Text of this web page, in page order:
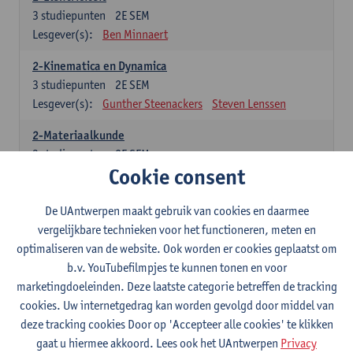
2E SEM
3 studiepunten
Lesgever(s):
Ben Minnaert
2-Kinematica en Dynamica
2E SEM
3 studiepunten
Lesgever(s):
Gunther Steenackers Steven Lenssen
2-Materiaalkunde
2E SEM
3studiepunten
Linda Beenaerts
2-Wiskunde
2E SEM
studiepunten
Lesgever(s):
Rudi Penne Jeffrey Cornelis
Kris Annaert
Stijn Dierckx
Annelies Fabri
Senne Ignoul
Specifiek deel
15 studiepunten
Cookie consent
De UAntwerpen maakt gebruik van cookies en daarmee
vergelijkbare technieken voor het functioneren, meten en
optimaliseren van de website. Ook worden er cookies geplaatst om
b.v. YouTubefilmpjes te kunnen tonen en voor
marketingdoeleinden. Deze laatste categorie betreffen de tracking
cookies. Uw internetgedrag kan worden gevolgd door middel van
deze tracking cookies Door op 'Accepteer alle cookies' te klikken
gaat u hiermee akkoord. Lees ook het UAntwerpen Privacy